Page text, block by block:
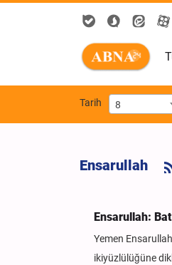
Tarih 8
Ensarullah
Ensarullah:
Yemen
ikiyüzlülüğüne